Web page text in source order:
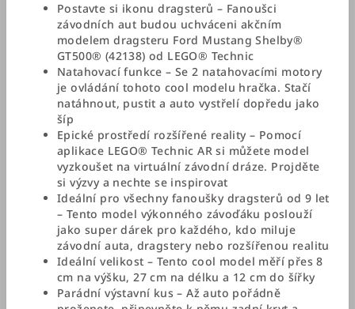
Postavte si ikonu dragsterů – Fanoušci
závodních aut budou uchváceni akčním
modelem dragsteru Ford Mustang Shelby®
GT500® (42138) od LEGO® Technic
Natahovací funkce – Se 2 natahovacími motory
je ovládání tohoto cool modelu hračka. Stačí
natáhnout, pustit a auto vystřelí dopředu jako
šíp
Epické prostředí rozšířené reality – Pomocí
aplikace LEGO® Technic AR si můžete model
vyzkoušet na virtuální závodní dráze. Projděte
si výzvy a nechte se inspirovat
Ideální pro všechny fanoušky dragsterů od 9 let
– Tento model výkonného závoďáku poslouží
jako super dárek pro každého, kdo miluje
závodní auta, dragstery nebo rozšířenou realitu
Ideální velikost – Tento cool model měří přes 8
cm na výšku, 27 cm na délku a 12 cm do šířky
Parádní výstavní kus – Až auto pořádně